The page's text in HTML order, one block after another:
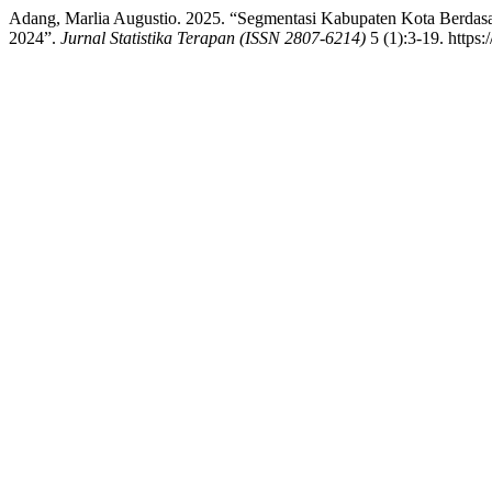
Adang, Marlia Augustio. 2025. “Segmentasi Kabupaten Kota
2024”. Jurnal Statistika Terapan (ISSN 2807-6214) 5 (1):3-19.